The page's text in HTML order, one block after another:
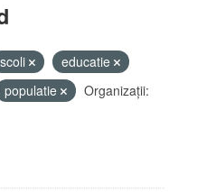
scoli
educatie
populatie
Organizații: